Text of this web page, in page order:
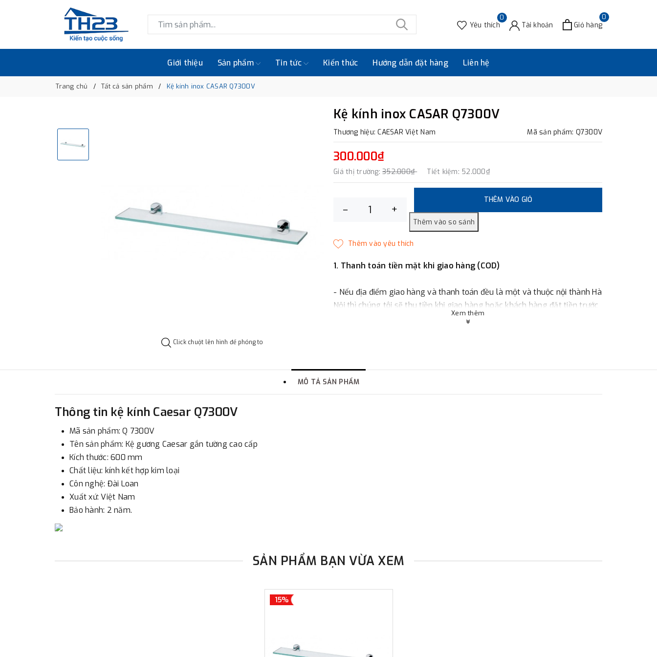
0
Yêu thích Tài khoản
0
Giỏ hàng
Giới thiệu Sản phẩm Tin tức Kiến thức Hướng dẫn đặt hàng Liên hệ
Trang chủ Tất cả sản phẩm Kệ kính inox CASAR Q7300V
Click chuột lên hình để phóng to
Kệ kính inox CASAR Q7300V
Thương hiệu: CAESAR Việt Nam Mã sản phẩm: Q7300V
300.000₫
Giá thị trường: 352.000₫ Tiết kiệm: 52.000₫
– +
THÊM VÀO GIỎ
1. Thanh toán tiền mặt khi giao hàng (COD)
- Nếu địa điểm giao hàng và thanh toán đều là một và thuộc nội thành Hà
Nội thì chúng tôi sẽ thu tiền khi giao hàng hoặc khách hàng đặt tiền trước
một phần giá trị đơn hàng tùy thuộc vào đơn hàng.
-Showroom Thanh HươngĐịa chỉ : 23 phố Cát Linh, phường Cát Linh,
quận Đống Đa, Hà Nội.
Xem thêm
MÔ TẢ SẢN PHẨM
Thông tin kệ kính Caesar Q7300V
Mã sản phẩm: Q 7300V
Tên sản phẩm: Kệ gương Caesar gắn tường cao cấp
Kích thước: 600 mm
Chất liệu: kính kết hợp kim loại
Côn nghệ: Đài Loan
Xuất xứ: Việt Nam
Bảo hành: 2 năm.
SẢN PHẨM BẠN VỪA XEM
15%